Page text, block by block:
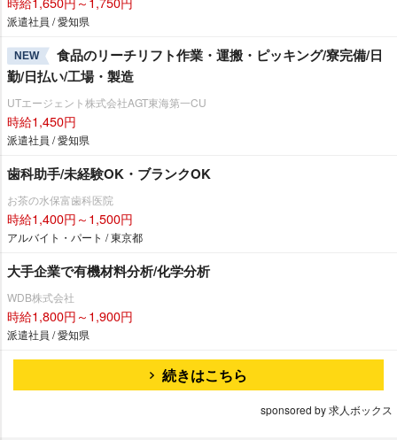
派遣社員 / 愛知県
NEW
食品のリーチリフト作業・運搬・ピッキング/寮完備/日
勤/日払い/工場・製造
UTエージェント株式会社AGT東海第一CU
時給1,450円
派遣社員 / 愛知県
歯科助手/未経験OK・ブランクOK
お茶の水保富歯科医院
時給1,400円～1,500円
アルバイト・パート / 東京都
大手企業で有機材料分析/化学分析
WDB株式会社
時給1,800円～1,900円
派遣社員 / 愛知県
続きはこちら
sponsored by 求人ボックス